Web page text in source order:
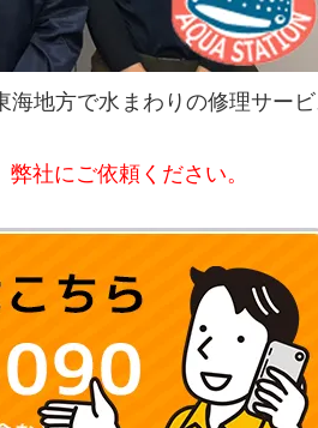
海地方で水まわりの修理サー
社にご依頼ください。